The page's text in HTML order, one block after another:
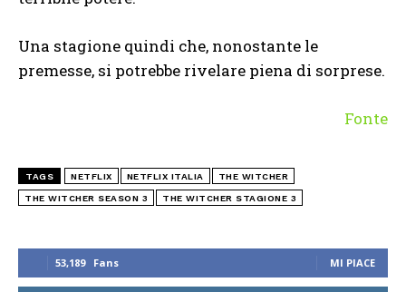
53,189 Fans MI PIACE
Una stagione quindi che, nonostante le
premesse, si potrebbe rivelare piena di sorprese.
Fonte
TAGS NETFLIX NETFLIX ITALIA THE WITCHER
THE WITCHER SEASON 3 THE WITCHER STAGIONE 3